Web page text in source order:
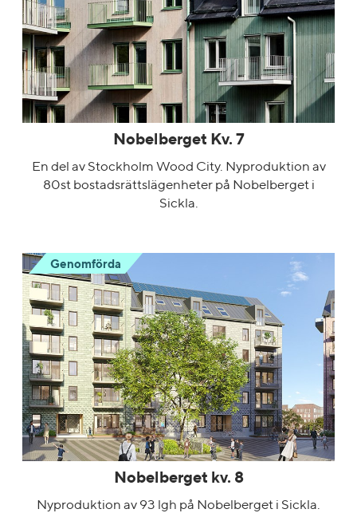
Nobelberget Kv. 7
En del av Stockholm Wood City. Nyproduktion av
80st bostadsrättslägenheter på Nobelberget i
Sickla.
Genomförda
Nobelberget kv. 8
Nyproduktion av 93 lgh på Nobelberget i Sickla.